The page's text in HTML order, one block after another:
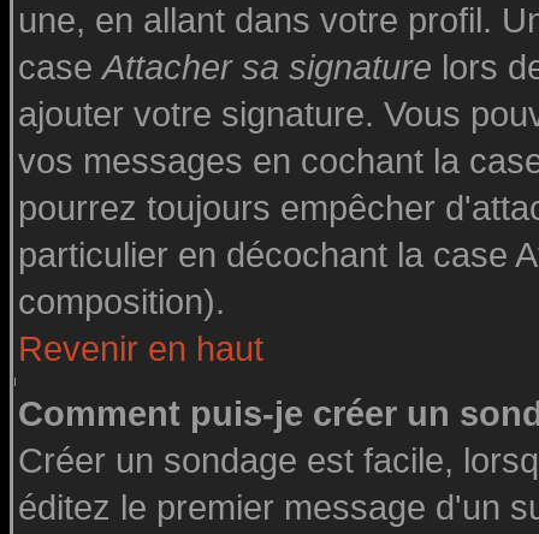
une, en allant dans votre profil.
caseAttacher sa signature lors
ajouter votre signature. Vous
vos messages en cochant la
pourrez toujours empêcher
particulier en décochant la case
composition).
Revenir en haut
Comment puis-je créer un
Créer un sondage est facile,
éditez le premier message d'un